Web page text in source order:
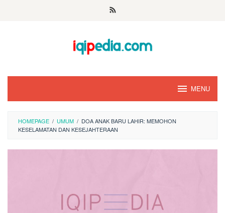
MENU
HOMEPAGE / UMUM / DOA ANAK BARU LAHIR: MEMOHON
KESELAMATAN DAN KESEJAHTERAAN